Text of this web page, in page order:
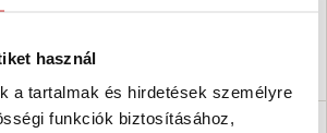
használ
a tartalmak és hirdetések személyre
funkciók biztosításához,